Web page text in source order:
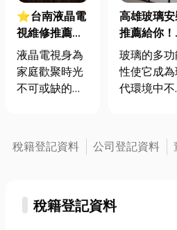
⭐台南液晶電
視維修推薦｜
電視出現這些
症狀，小心壽
命快到了！教
液晶電視身為
家庭歡聚時光
不可或缺的品
生液晶電視壞
掉的情況產
訊時，就需要
高雄玻璃
推薦給你！
璃也有壽
一篇文章看
損壞原因，
玻璃的多
性使它成
代環境中不
其透明、耐
用、美觀
稅籍登記資料 公司登記資料
稅籍登記資料